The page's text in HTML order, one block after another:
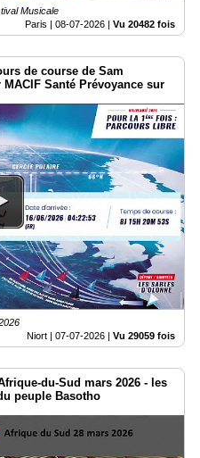
Musicale
Paris | 08-07-2026 | Vu 20482 fois
de course de Sam
Santé Prévoyance sur
Niort | 07-07-2026 Vu 29059 fois
du-Sud mars 2026 - les
peuple Basotho